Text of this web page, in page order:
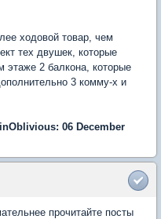
ходовой товар, чем
тех двушек, которые
этаже 2 балкона, которые
3 комму-х и
06 December
прочитайте посты